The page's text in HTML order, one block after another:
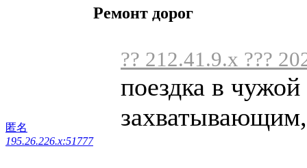
匿名
195.26.226.x:51777
Ремонт дорог
?? 212.41.9.x ???
поездка в